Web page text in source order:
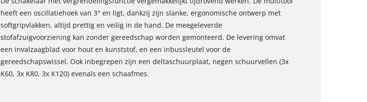
heeft een oscillatiehoek van 3° en ligt, dankzij zijn slanke, ergonomische ontwerp met
softgripvlakken, altijd prettig en veilig in de hand. De meegeleverde
stofafzuigvoorziening kan zonder gereedschap worden gemonteerd. De levering omvat
een invalzaagblad voor hout en kunststof, en een inbussleutel voor de
gereedschapswissel. Ook inbegrepen zijn een deltaschuurplaat, negen schuurvellen (3x
K60, 3x K80, 3x K120) evenals een schaafmes.